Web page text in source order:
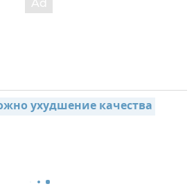
ухудшение качества